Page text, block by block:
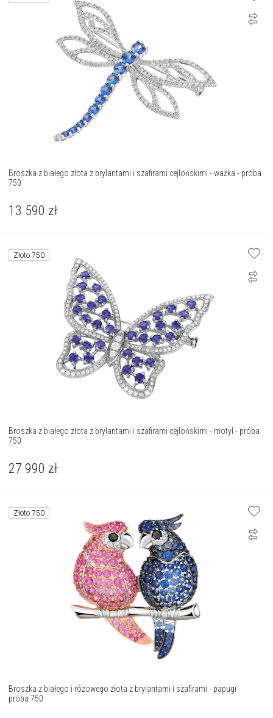
Broszka z białego złota z brylantami i szafirami cejlońskimi - ważka - próba
750
13 590 zł
Złoto 750
Broszka z białego złota z brylantami i szafirami cejlońskimi - motyl - próba
750
27 990 zł
Złoto 750
Broszka z białego i różowego złota z brylantami i szafirami - papugi -
próba 750